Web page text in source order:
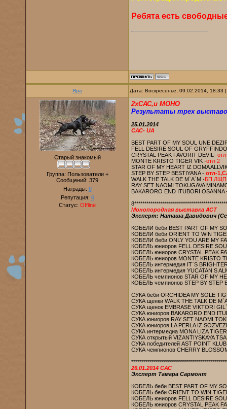
Ребята есть
Яра Дата: Воскресенье, 09.02.2014,
Старый знакомый
Группа: Пользователи +
Сообщений: 379
Награды: 0
Репутация: 6
Статус: Offline
2хСАС,и МОНО
Результаты трех
25.01.2014
САС- UA
BEST PART OF MY SOUL UNE
FELL DESIRE SOUL OF
CRYSTAL PEAK FAVORIT DEVIL-
MONTE KRISTO TIGER VIK -отл-2
STAR OF MY HEART IZ DOMA
STEP BY STEP BESTIYANA - отл-
WALK THE TALK DE M`A`M -
RAY SET NAOMI TOKUGAVA
BAKARORO END ITUBORI OSANNA
Монопородная выставка АСТ
Эксперт: Наташа Давидович
КОБЕЛИ беби BEST PART OF MY
КОБЕЛИ беби ORIENT TO WIN
КОБЕЛИ беби ONLY YOU ARE MY
КОБЕЛЬ юниоров FELL DESIRE
КОБЕЛЬ юниоров CRYSTAL PEAK
КОБЕЛЬ юниоров MONTE KRISTO
КОБЕЛЬ интермедия IT`S
КОБЕЛЬ интермедия YUCATAN S
КОБЕЛЬ чемпионов STAR OF MY
КОБЕЛЬ чемпионов STEP BY STEP
СУКА беби ORCHIDEA MY SOLE
СУКА щенки WALK THE TALK DE
СУКА щенок EMBRASE VIKTORI
СУКА юниоров BAKARORO END
СУКА юниоров RAY SET NAOMI
СУКА юниоров LA PERLA IZ
СУКА интермедиа MONA LIZA
СУКА открытый VIZANTIYSKAYA
СУКА победителей AST POINT
СУКА чемпионов CHERRY
26.01.2014 САС
Эксперт Тамара Сармонт
КОБЕЛЬ беби BEST PART OF MY
КОБЕЛЬ беби ORIENT TO WIN
КОБЕЛЬ юниоров FELL DESIRE
КОБЕЛЬ юниоров CRYSTAL PEAK